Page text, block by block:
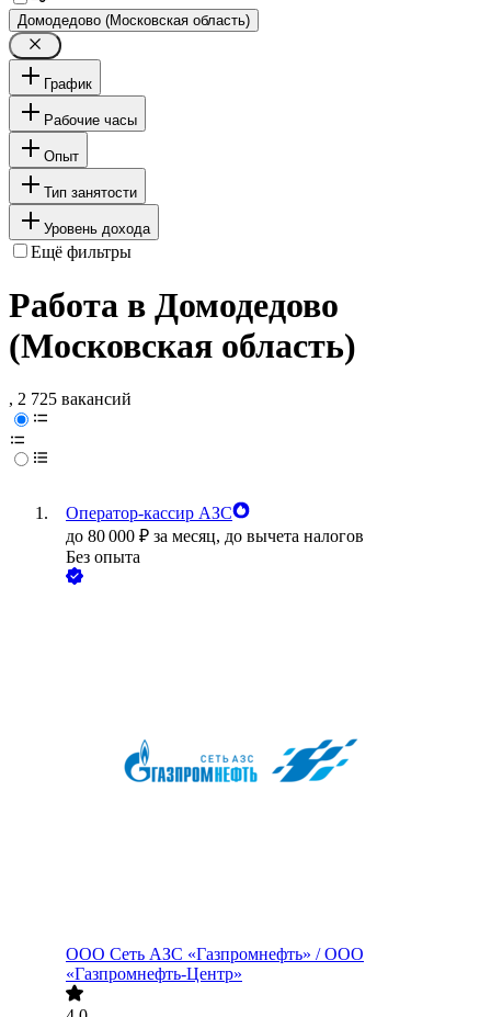
Домодедово (Московская область)
График
Рабочие часы
Опыт
Тип занятости
Уровень дохода
Ещё фильтры
Работа в Домодедово
(Московская область)
, 2 725 вакансий
Оператор-кассир АЗС
до 80 000 ₽ за месяц, до вычета налогов
Без опыта
ООО Сеть АЗС «Газпромнефть» / ООО
«Газпромнефть-Центр»